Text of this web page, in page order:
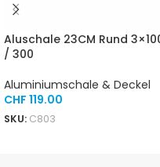
Aluschale 23CM Rund
/ 300
Aluminiumschale & Deckel
CHF 119.00
SKU: C803